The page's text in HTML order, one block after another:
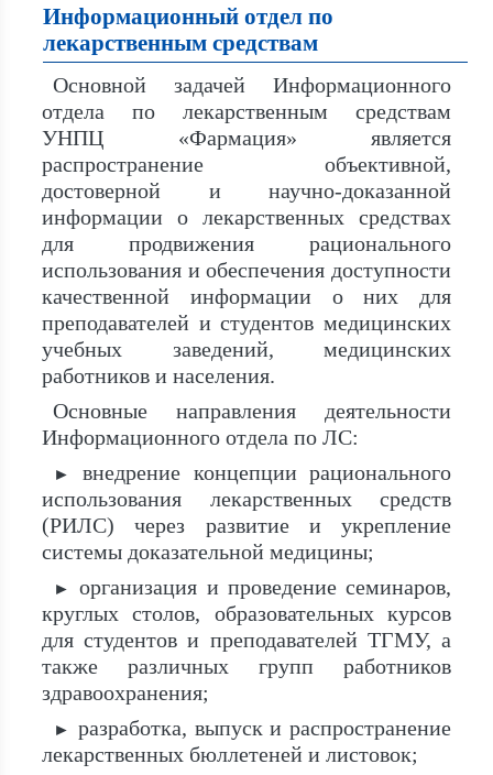
Информационный отдел по
лекарственным средствам
Основной задачей Информационного
отдела по лекарственным средствам
УНПЦ «Фармация» является
распространение объективной,
достоверной и научно-доказанной
информации о лекарственных средствах
для продвижения рационального
использования и обеспечения доступности
качественной информации о них для
преподавателей и студентов медицинских
учебных заведений, медицинских
работников и населения.
Основные направления деятельности
Информационного отдела по ЛС:
►
внедрение концепции рационального
использования лекарственных средств
(РИЛС) через развитие и укрепление
системы доказательной медицины;
►
организация и проведение семинаров,
круглых столов, образовательных курсов
для студентов и преподавателей ТГМУ, а
также различных групп работников
здравоохранения;
► разработка, выпуск и распространение
лекарственных бюллетеней и листовок;